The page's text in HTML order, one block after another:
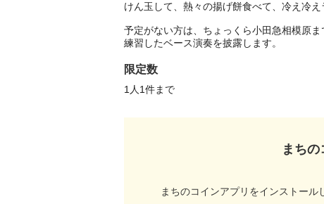
けん玉して、熱々の揚げ餅食べて、冷え冷
予定がない方は、ちょっくら小田急相模原
練習したベース演奏を披露します。
限定数
1人1件まで
まち
まちのコインアプリをインストール